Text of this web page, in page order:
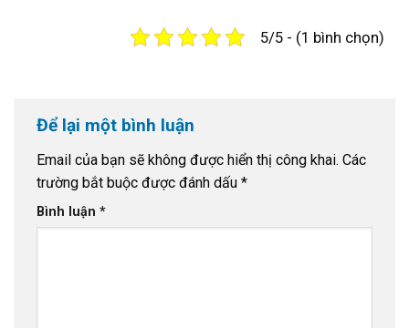
5/5 - (1 bình chọn)
Để lại một bình luận
Email của bạn sẽ không được hiển thị công khai. Các
trường bắt buộc được đánh dấu *
Bình luận *